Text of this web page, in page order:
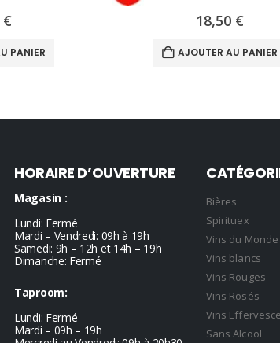
€
PANIER
18,50 €
AJOUTER AU PANIER
HORAIRE D’OUVERTURE
Magasin :
Lundi: Fermé
Mardi – Vendredi: 09h à 19h
Samedi: 9h – 12h et 14h – 19h
Dimanche: Fermé
Taproom:
Lundi: Fermé
Mardi – 09h – 19h
Bières
Spirituex
Vins du Monde
Vins blancs
Vins Rouges
Vins Rosés
Vins
Sans Alcool